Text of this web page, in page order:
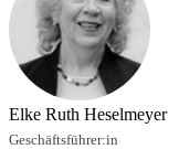
Elke Ruth Heselmeyer
Geschäftsführer:in